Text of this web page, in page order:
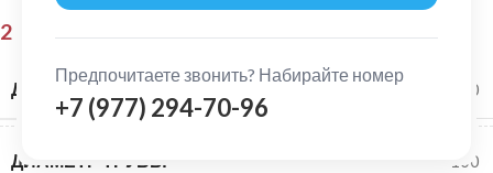
Предпочитаете звонить? Набирайте номер
+7 (977) 294-70-96
2 145,00₽
ДИАМЕТР ЖЕЛОБА 150
ДИАМЕТР ТРУБЫ 100